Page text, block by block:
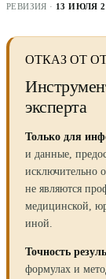
РЕВИЗИЯ · 13 ИЮЛЯ
ОТКАЗ ОТ
эксперта
Только для
и данные,
исключительно
не являются
медицинской,
иной.
Точность
формулах и